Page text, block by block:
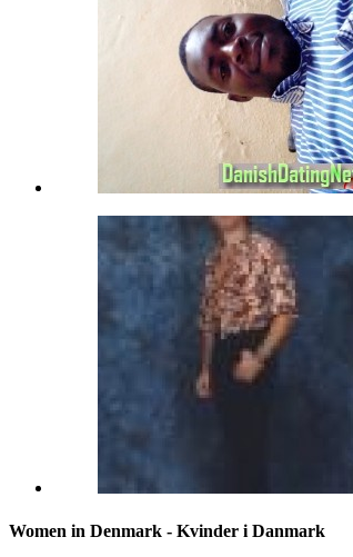
Women in Denmark - Kvinder i Danmark